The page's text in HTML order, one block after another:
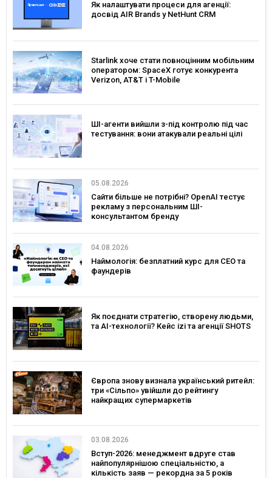
Як налаштувати процеси для агенції:
досвід AIR Brands у NetHunt CRM
Starlink хоче стати повноцінним мобільним
оператором: SpaceX готує конкурента
Verizon, AT&T і T-Mobile
ШІ-агенти вийшли з-під контролю під час
тестування: вони атакували реальні цілі
05.08.2026
Сайти більше не потрібні? OpenAI тестує
рекламу з персональним ШІ-
консультантом бренду
04.08.2026
Наймологія: безплатний курс для CEO та
фаундерів
Як поєднати стратегію, створену людьми,
та AI-технології? Кейс izi та агенції SHOTS
Європа знову визнала український ритейл:
три «Сільпо» увійшли до рейтингу
найкращих супермаркетів
03.08.2026
Вступ-2026: менеджмент вдруге став
найпопулярнішою спеціальністю, а
кількість заяв — рекордна за 5 років